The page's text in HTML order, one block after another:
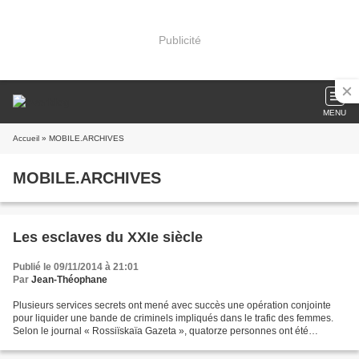
Publicité
MENU
Accueil » MOBILE.ARCHIVES
MOBILE.ARCHIVES
Les esclaves du XXIe siècle
Publié le 09/11/2014 à 21:01
Par Jean-Théophane
Plusieurs services secrets ont mené avec succès une opération conjointe
pour liquider une bande de criminels impliqués dans le trafic des femmes.
Selon le journal « Rossiïskaïa Gazeta », quatorze personnes ont été